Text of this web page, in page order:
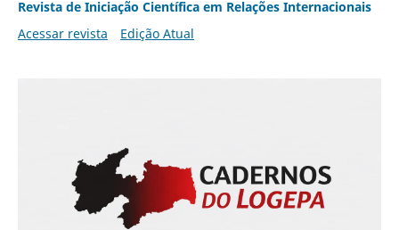
Revista de Iniciação Científica em Relações Internacionais
Acessar revista
Edição Atual